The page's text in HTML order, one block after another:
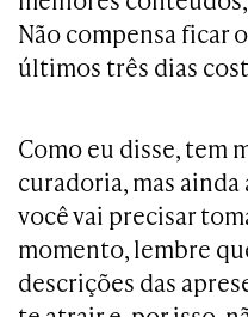
Não compensa ficar
últimos três dias
Como eu disse, tem
curadoria, mas
você vai precisar
momento, lembre
descrições das